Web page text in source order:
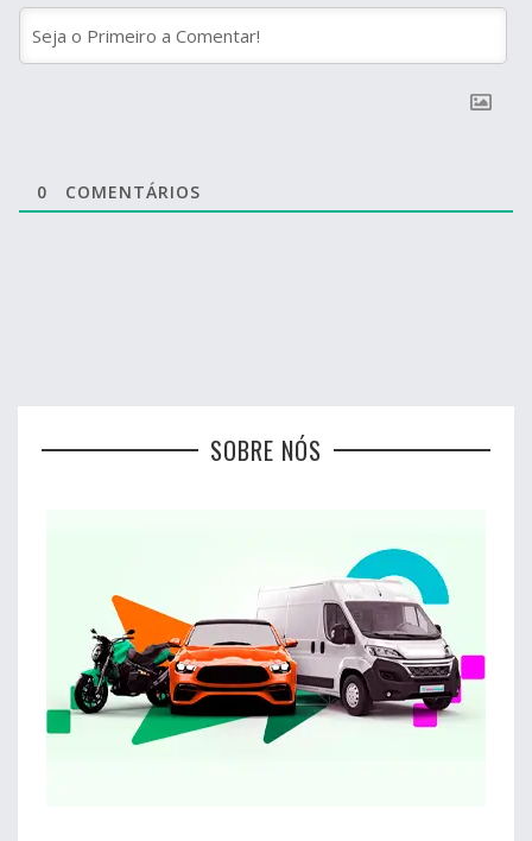
0 COMENTÁRIOS
SOBRE NÓS